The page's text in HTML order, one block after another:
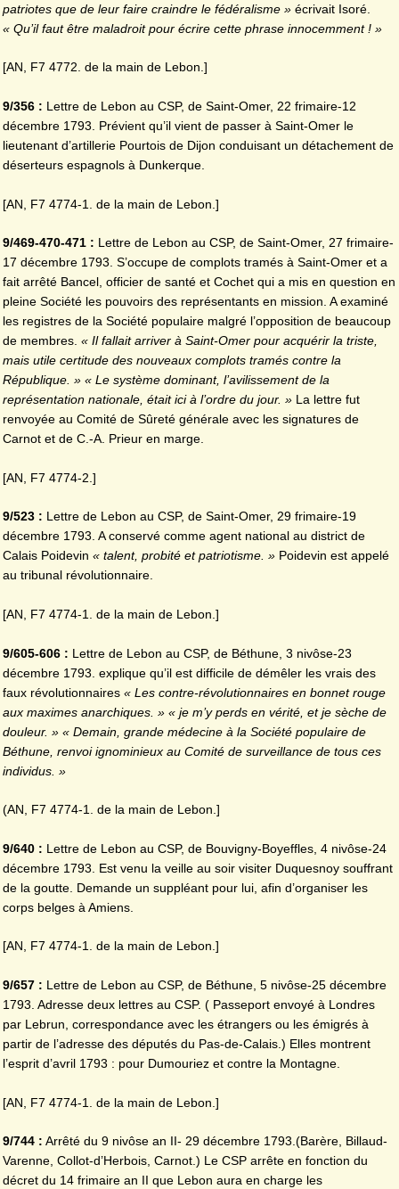
patriotes que de leur faire craindre le fédéralisme » écrivait Isoré.
« Qu’il faut être maladroit pour écrire cette phrase innocemment ! »
[AN, F7 4772. de la main de Lebon.]
9/356 : Lettre de Lebon au CSP, de Saint-Omer, 22 frimaire-12
décembre 1793. Prévient qu’il vient de passer à Saint-Omer le
lieutenant d’artillerie Pourtois de Dijon conduisant un détachement de
déserteurs espagnols à Dunkerque.
[AN, F7 4774-1. de la main de Lebon.]
9/469-470-471 : Lettre de Lebon au CSP, de Saint-Omer, 27 frimaire-
17 décembre 1793. S’occupe de complots tramés à Saint-Omer et a
fait arrêté Bancel, officier de santé et Cochet qui a mis en question en
pleine Société les pouvoirs des représentants en mission. A examiné
les registres de la Société populaire malgré l’opposition de beaucoup
de membres. « Il fallait arriver à Saint-Omer pour acquérir la triste,
mais utile certitude des nouveaux complots tramés contre la
République. » « Le système dominant, l’avilissement de la
représentation nationale, était ici à l’ordre du jour. » La lettre fut
renvoyée au Comité de Sûreté générale avec les signatures de
Carnot et de C.-A. Prieur en marge.
[AN, F7 4774-2.]
9/523 : Lettre de Lebon au CSP, de Saint-Omer, 29 frimaire-19
décembre 1793. A conservé comme agent national au district de
Calais Poidevin « talent, probité et patriotisme. » Poidevin est appelé
au tribunal révolutionnaire.
[AN, F7 4774-1. de la main de Lebon.]
9/605-606 : Lettre de Lebon au CSP, de Béthune, 3 nivôse-23
décembre 1793. explique qu’il est difficile de démêler les vrais des
faux révolutionnaires « Les contre-révolutionnaires en bonnet rouge
aux maximes anarchiques. » « je m’y perds en vérité, et je sèche de
douleur. » « Demain, grande médecine à la Société populaire de
Béthune, renvoi ignominieux au Comité de surveillance de tous ces
individus. »
(AN, F7 4774-1. de la main de Lebon.]
9/640 : Lettre de Lebon au CSP, de Bouvigny-Boyeffles, 4 nivôse-24
décembre 1793. Est venu la veille au soir visiter Duquesnoy souffrant
de la goutte. Demande un suppléant pour lui, afin d’organiser les
corps belges à Amiens.
[AN, F7 4774-1. de la main de Lebon.]
9/657 : Lettre de Lebon au CSP, de Béthune, 5 nivôse-25 décembre
1793. Adresse deux lettres au CSP. ( Passeport envoyé à Londres
par Lebrun, correspondance avec les étrangers ou les émigrés à
partir de l’adresse des députés du Pas-de-Calais.) Elles montrent
l’esprit d’avril 1793 : pour Dumouriez et contre la Montagne.
[AN, F7 4774-1. de la main de Lebon.]
9/744 : Arrêté du 9 nivôse an II- 29 décembre 1793.(Barère, Billaud-
Varenne, Collot-d’Herbois, Carnot.) Le CSP arrête en fonction du
décret du 14 frimaire an II que Lebon aura en charge les